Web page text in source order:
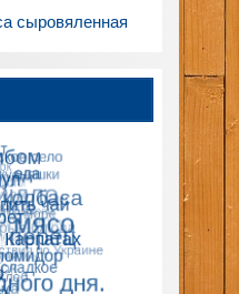
сыровяленная